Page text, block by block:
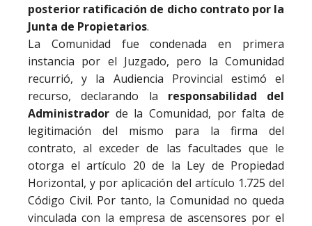
posterior ratificación de dicho contrato por la
Junta de Propietarios.
La Comunidad fue condenada en primera
instancia por el Juzgado, pero la Comunidad
recurrió, y la Audiencia Provincial estimó el
recurso, declarando la responsabilidad del
Administrador de la Comunidad, por falta de
legitimación del mismo para la firma del
contrato, al exceder de las facultades que le
otorga el artículo 20 de la Ley de Propiedad
Horizontal, y por aplicación del artículo 1.725 del
Código Civil. Por tanto, la Comunidad no queda
vinculada con la empresa de ascensores por el